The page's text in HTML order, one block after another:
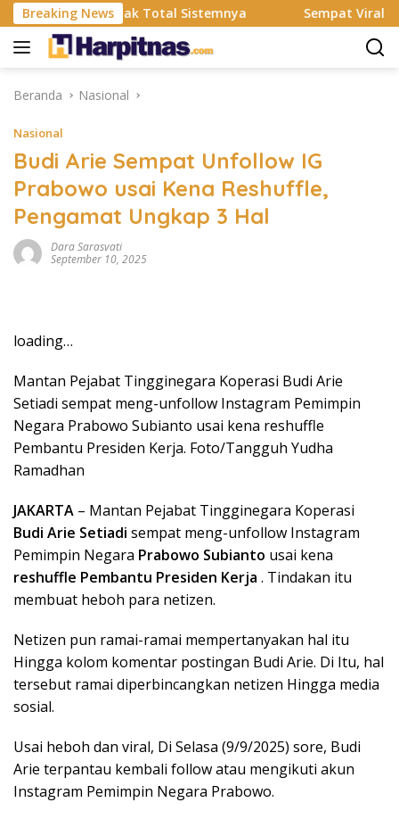
Langsung
ke
konten
Breaking News
Rombak Total Sistemnya Sempat Viral Gaya
Beranda Nasional
Nasional
Budi Arie Sempat Unfollow IG
Prabowo usai Kena Reshuffle,
Pengamat Ungkap 3 Hal
Dara Sarasvati
September 10, 2025
loading…
Mantan Pejabat Tingginegara Koperasi Budi Arie
Setiadi sempat meng-unfollow Instagram Pemimpin
Negara Prabowo Subianto usai kena reshuffle
Pembantu Presiden Kerja. Foto/Tangguh Yudha
Ramadhan
JAKARTA – Mantan Pejabat Tingginegara Koperasi
Budi Arie Setiadi sempat meng-unfollow Instagram
Pemimpin Negara Prabowo Subianto usai kena
reshuffle Pembantu Presiden Kerja . Tindakan itu
membuat heboh para netizen.
Netizen pun ramai-ramai mempertanyakan hal itu
Hingga kolom komentar postingan Budi Arie. Di Itu, hal
tersebut ramai diperbincangkan netizen Hingga media
sosial.
Usai heboh dan viral, Di Selasa (9/9/2025) sore, Budi
Arie terpantau kembali follow atau mengikuti akun
Instagram Pemimpin Negara Prabowo.